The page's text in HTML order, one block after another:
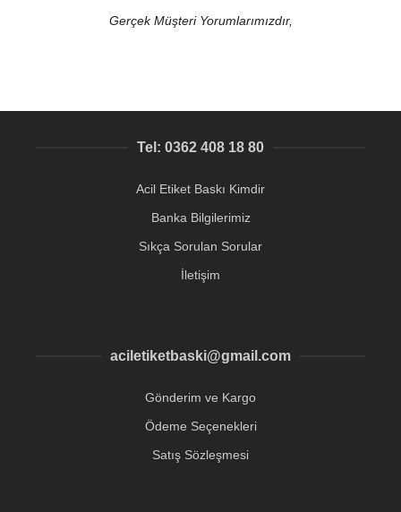
Gerçek Müşteri Yorumlarımızdır,
Tel: 0362 408 18 80
Acil Etiket Baskı Kimdir
Banka Bilgilerimiz
Sıkça Sorulan Sorular
İletişim
aciletiketbaski@gmail.com
Gönderim ve Kargo
Ödeme Seçenekleri
Satış Sözleşmesi